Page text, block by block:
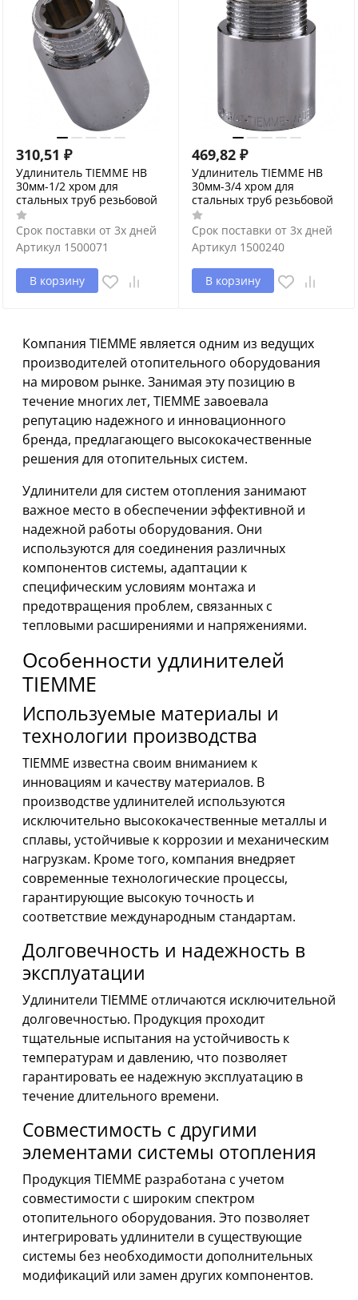
310,51 ₽
Удлинитель TIEMME НВ
30мм-1/2 хром для
стальных труб резьбовой
Срок поставки от 3х дней
Артикул 1500071
В корзину
469,82 ₽
Удлинитель TIEMME НВ
30мм-3/4 хром для
стальных труб резьбовой
Срок поставки от 3х дней
Артикул 1500240
В корзину
Компания TIEMME является одним из ведущих
производителей отопительного оборудования
на мировом рынке. Занимая эту позицию в
течение многих лет, TIEMME завоевала
репутацию надежного и инновационного
бренда, предлагающего высококачественные
решения для отопительных систем.
Удлинители для систем отопления занимают
важное место в обеспечении эффективной и
надежной работы оборудования. Они
используются для соединения различных
компонентов системы, адаптации к
специфическим условиям монтажа и
предотвращения проблем, связанных с
тепловыми расширениями и напряжениями.
Особенности удлинителей
TIEMME
Используемые материалы и
технологии производства
TIEMME известна своим вниманием к
инновациям и качеству материалов. В
производстве удлинителей используются
исключительно высококачественные металлы и
сплавы, устойчивые к коррозии и механическим
нагрузкам. Кроме того, компания внедряет
современные технологические процессы,
гарантирующие высокую точность и
соответствие международным стандартам.
Долговечность и надежность в
эксплуатации
Удлинители TIEMME отличаются исключительной
долговечностью. Продукция проходит
тщательные испытания на устойчивость к
температурам и давлению, что позволяет
гарантировать ее надежную эксплуатацию в
течение длительного времени.
Совместимость с другими
элементами системы отопления
Продукция TIEMME разработана с учетом
совместимости с широким спектром
отопительного оборудования. Это позволяет
интегрировать удлинители в существующие
системы без необходимости дополнительных
модификаций или замен других компонентов.